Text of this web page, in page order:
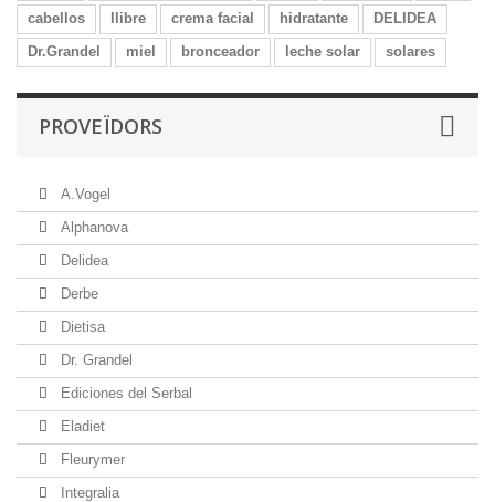
cabellos
llibre crema facial hidratante
DELIDEA
Dr.Grandel
miel bronceador leche solar solares
PROVEÏDORS
A.Vogel
Alphanova
Delidea
Derbe
Dietisa
Dr. Grandel
Ediciones del Serbal
Eladiet
Fleurymer
Integralia